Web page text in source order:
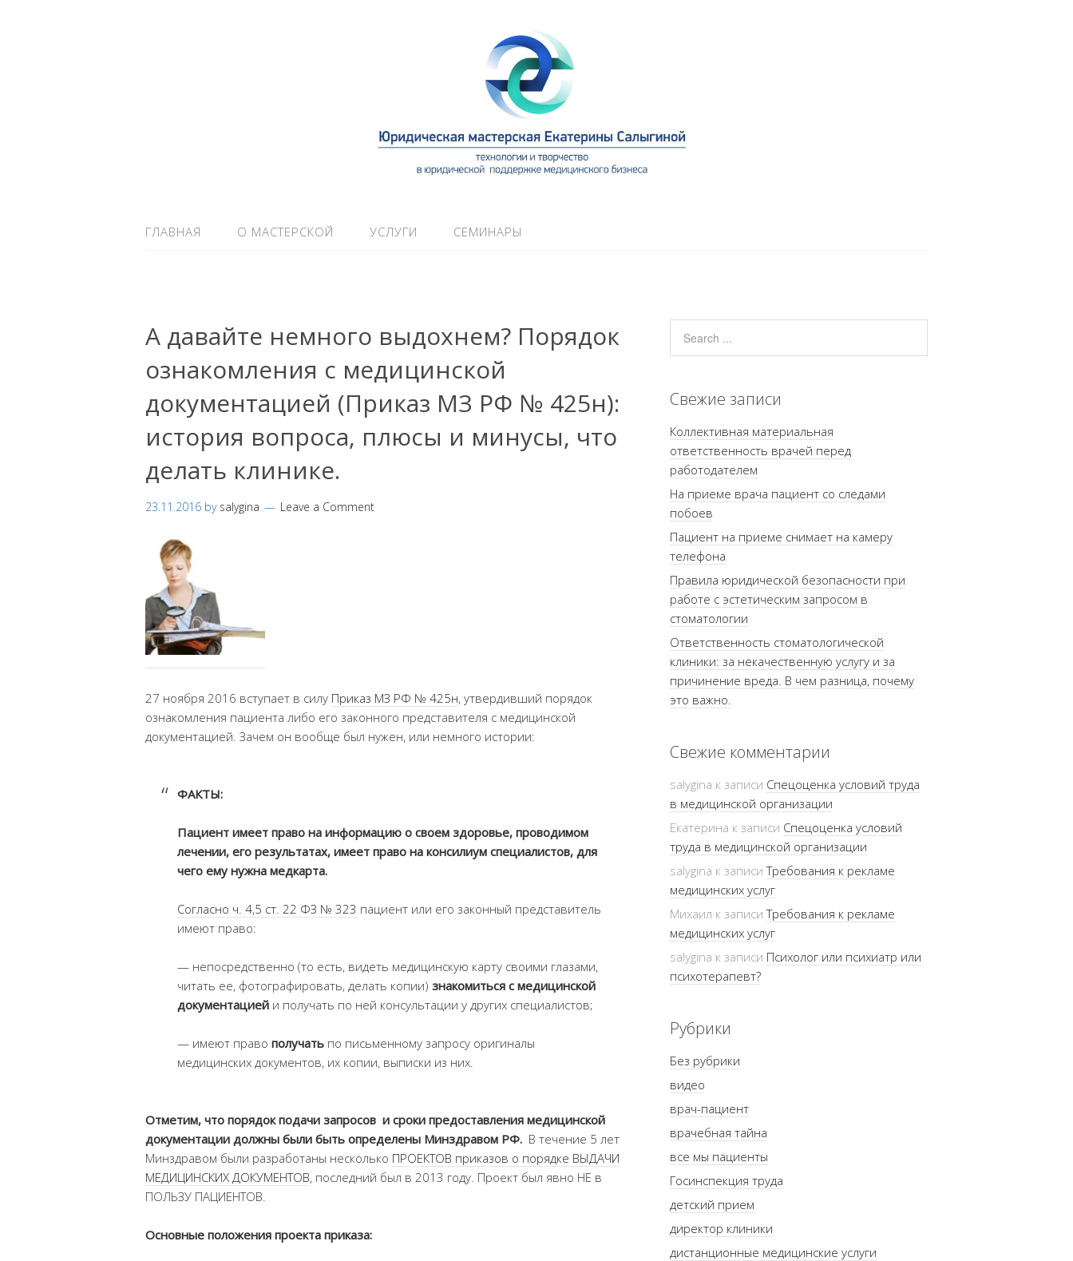
ГЛАВНАЯ О МАСТЕРСКОЙ УСЛУГИ СЕМИНАРЫ
А давайте немного выдохнем? Порядок
ознакомления с медицинской
документацией (Приказ МЗ РФ № 425н):
история вопроса, плюсы и минусы, что
делать клинике.
23.11.2016 by salygina Leave a Comment
27 ноября 2016 вступает в силу Приказ МЗ РФ № 425н, утвердивший порядок
ознакомления пациента либо его законного представителя с медицинской
документацией. Зачем он вообще был нужен, или немного истории:
ФАКТЫ:
Пациент имеет право на информацию о своем здоровье, проводимом
лечении, его результатах, имеет право на консилиум специалистов, для
чего ему нужна медкарта.
Согласно ч. 4,5 ст. 22 ФЗ № 323 пациент или его законный представитель
имеют право:
— непосредственно (то есть, видеть медицинскую карту своими глазами,
читать ее, фотографировать, делать копии) знакомиться с медицинской
документацией и получать по ней консультации у других специалистов;
— имеют право получать по письменному запросу оригиналы
медицинских документов, их копии, выписки из них.
Отметим, что порядок подачи запросов и сроки предоставления медицинской
документации должны были быть определены Минздравом РФ. В течение 5 лет
Минздравом были разработаны несколько ПРОЕКТОВ приказов о порядке ВЫДАЧИ
МЕДИЦИНСКИХ ДОКУМЕНТОВ, последний был в 2013 году. Проект был явно НЕ в
ПОЛЬЗУ ПАЦИЕНТОВ.
Основные положения проекта приказа:
Свежие записи
Коллективная материальная
ответственность врачей перед
работодателем
На приеме врача пациент со следами
побоев
Пациент на приеме снимает на камеру
телефона
Правила юридической безопасности при
работе с эстетическим запросом в
стоматологии
Ответственность стоматологической
клиники: за некачественную услугу и за
причинение вреда. В чем разница, почему
это важно.
Свежие комментарии
salygina к записи Спецоценка условий труда
в медицинской организации
Екатерина к записи Спецоценка условий
труда в медицинской организации
salygina к записиТребования к рекламе
медицинских услуг
Михаил к записиТребования к рекламе
медицинских услуг
salygina к записи Психолог или психиатр или
психотерапевт?
Рубрики
Без рубрики
видео
врач-пациент
врачебная тайна
все мы пациенты
Госинспекция труда
детский прием
директор клиники
дистанционные медицинские услуги